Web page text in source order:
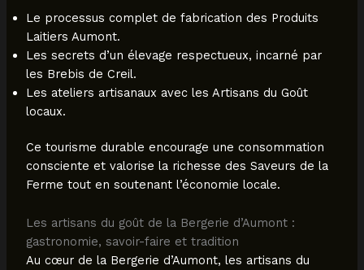
Le processus complet de fabrication des Produits
Laitiers Aumont.
Les secrets d’un élevage respectueux, incarné par
les Brebis de Creil.
Les ateliers artisanaux avec les Artisans du Goût
locaux.
Ce tourisme durable encourage une consommation
consciente et valorise la richesse des Saveurs de la
Ferme tout en soutenant l’économie locale.
Les artisans du goût de la Bergerie d’Aumont :
gastronomie, savoir-faire et tradition
Au cœur de la Bergerie d’Aumont, les artisans du